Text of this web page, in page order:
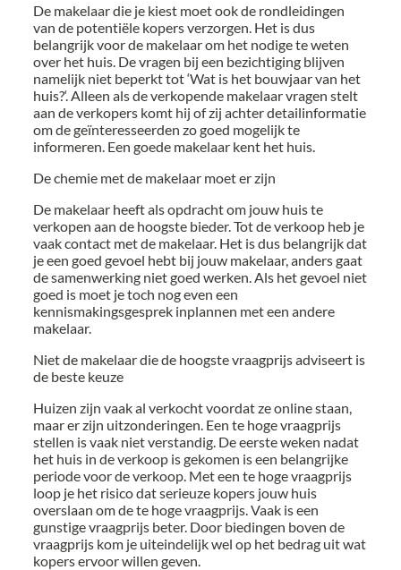
De makelaar die je kiest moet ook de rondleidingen
van de potentiële kopers verzorgen. Het is dus
belangrijk voor de makelaar om het nodige te weten
over het huis. De vragen bij een bezichtiging blijven
namelijk niet beperkt tot ‘Wat is het bouwjaar van het
huis?‘. Alleen als de verkopende makelaar vragen stelt
aan de verkopers komt hij of zij achter detailinformatie
om de geïnteresseerden zo goed mogelijk te
informeren. Een goede makelaar kent het huis.
De chemie met de makelaar moet er zijn
De makelaar heeft als opdracht om jouw huis te
verkopen aan de hoogste bieder. Tot de verkoop heb je
vaak contact met de makelaar. Het is dus belangrijk dat
je een goed gevoel hebt bij jouw makelaar, anders gaat
de samenwerking niet goed werken. Als het gevoel niet
goed is moet je toch nog even een
kennismakingsgesprek inplannen met een andere
makelaar.
Niet de makelaar die de hoogste vraagprijs adviseert is
de beste keuze
Huizen zijn vaak al verkocht voordat ze online staan,
maar er zijn uitzonderingen. Een te hoge vraagprijs
stellen is vaak niet verstandig. De eerste weken nadat
het huis in de verkoop is gekomen is een belangrijke
periode voor de verkoop. Met een te hoge vraagprijs
loop je het risico dat serieuze kopers jouw huis
overslaan om de te hoge vraagprijs. Vaak is een
gunstige vraagprijs beter. Door biedingen boven de
vraagprijs kom je uiteindelijk wel op het bedrag uit wat
kopers ervoor willen geven.